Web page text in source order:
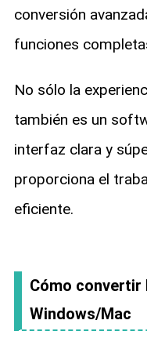
conversión
funciones
No sólo la
también es un
interfaz clara y
proporciona el
eficiente.
Cómo convertir
Windows/Mac